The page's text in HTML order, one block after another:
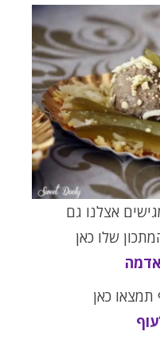
אצלנו גם
שלו כאן
תמצאו כאן